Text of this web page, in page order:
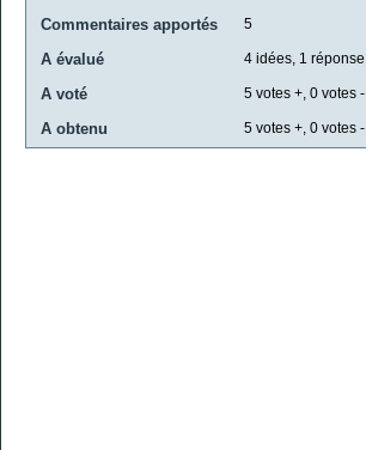
Commentaires apportés 5
A évalué 4 idées, 1 réponse
A voté 5 votes +, 0 votes -
A obtenu 5 votes +, 0 votes -